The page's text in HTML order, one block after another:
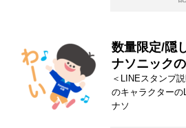
数量限定/隠
ナソニック
＜LINEスタンプ
のキャラクター
ナソ